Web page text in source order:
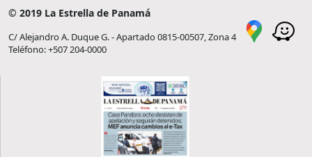
© 2019 La Estrella de Panamá
C/ Alejandro A. Duque G. - Apartado 0815-00507, Zona 4
Teléfono: +507 204-0000